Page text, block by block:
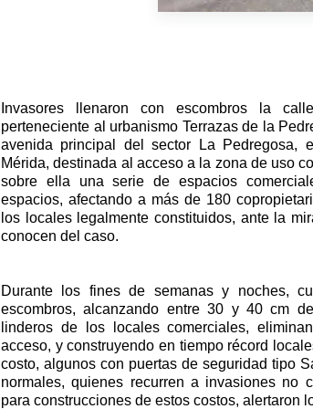
Invasores llenaron con escombros la
perteneciente al urbanismo Terrazas de la
avenida principal del sector La Pedregosa,
Mérida,destinada al acceso a la zona de uso
sobre ella una serie de espacios
espacios, afectando a más de 180
los localeslegalmente constituidos, ante la
conocen del caso.
Durante los fines de semanas y noches,
escombros, alcanzando entre 30 y 40 cm
linderos de los locales comerciales,
acceso, y construyendo en tiempo récord
costo, algunos con puertas de seguridad tipo
normales, quienes recurren a invasiones no
para construcciones de estos costos, alertaron